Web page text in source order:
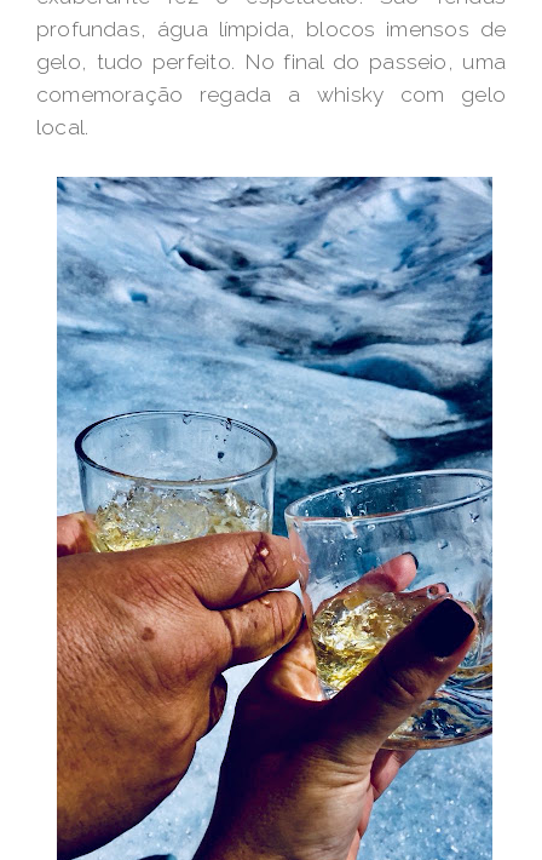
profundas, água límpida, blocos imensos de
gelo, tudo perfeito. No final do passeio, uma
comemoração regada a whisky com gelo
local.